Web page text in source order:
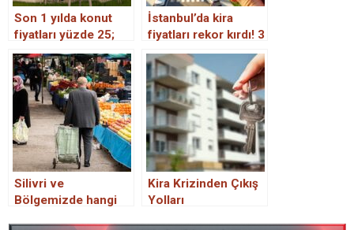
Son 1 yılda konut
fiyatları yüzde 25;
kira fiyatları 18 arttı
İstanbul’da kira
fiyatları rekor kırdı! 3
ilçede fiyatlar 35 bin
TL’nin üzerine çıktı
Silivri ve
Bölgemizde hangi
Kira Krizinden Çıkış
Yolları